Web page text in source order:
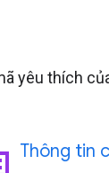
yêu thích
Thông tin